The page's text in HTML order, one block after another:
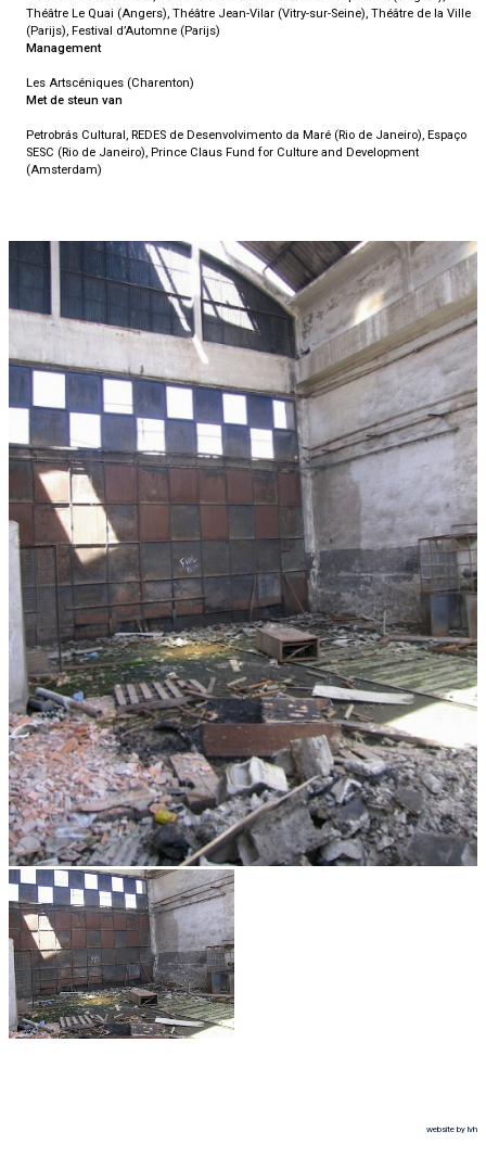
Théâtre Le Quai (Angers), Théâtre Jean-Vilar (Vitry-sur-Seine), Théâtre de la Ville
(Parijs), Festival d’Automne (Parijs)
Management
Les Artscéniques (Charenton)
Met de steun van
Petrobrás Cultural, REDES de Desenvolvimento da Maré (Rio de Janeiro), Espaço
SESC (Rio de Janeiro), Prince Claus Fund for Culture and Development
(Amsterdam)
website by lvh